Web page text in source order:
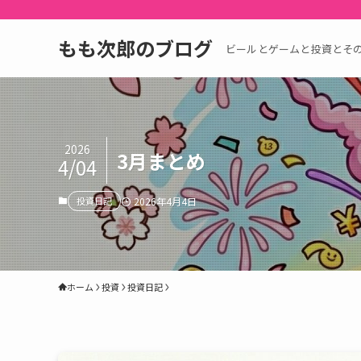
もも次郎のブログ ビールとゲームと投資とそ
3月まとめ
2026
4/04
投資日記 2026年4月4日
ホーム 投資 投資日記